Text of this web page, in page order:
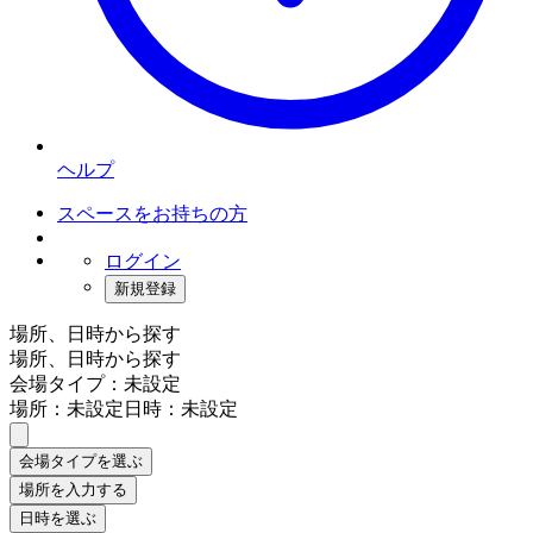
ヘルプ
スペースをお持ちの方
ログイン
新規登録
場所、日時から探す
場所、日時から探す
会場タイプ：未設定
場所：未設定日時：未設定
会場タイプを選ぶ
場所を入力する
日時を選ぶ